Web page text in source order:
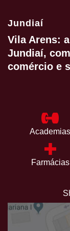
Jundiaí
Vila Arens:
Jundiaí,
comércio e
Academias
Farmácias